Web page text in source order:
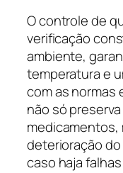
O controle de
verificação
ambiente,
temperatura e
com as normas
não só
medicamentos,
deterioração
caso haja